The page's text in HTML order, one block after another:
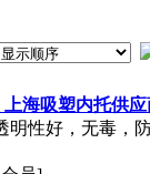
海吸塑内托供
明性好，无毒，